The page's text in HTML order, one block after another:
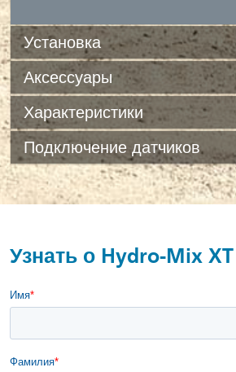
Установка
Аксессуары
Характеристики
Подключение датчиков
Узнать о Hydro-Mix XT